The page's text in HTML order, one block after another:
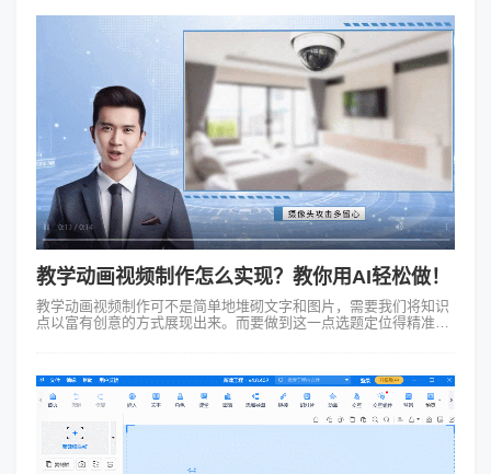
教学动画视频制作怎么实现？教你用AI轻松做！
教学动画视频制作可不是简单地堆砌文字和图片，需要我们将知识
点以富有创意的方式展现出来。而要做到这一点选题定位得精准。